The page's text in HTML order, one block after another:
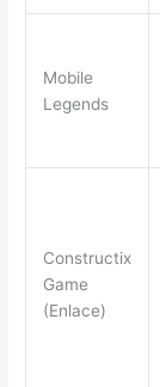
Mobile
Legends
Constructix
Game
(Enlace)